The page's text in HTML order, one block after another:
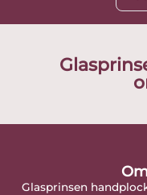
Glasprinsen